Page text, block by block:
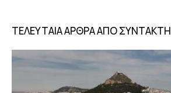
ΤΕΛΕΥΤΑΙΑ ΑΡΘΡΑ ΑΠΟ ΣΥΝΤΑΚΤΗ